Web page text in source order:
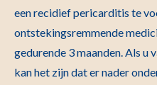
een recidief pericarditis te
ontstekingsremmende
gedurende 3 maanden. Als
kan het zijn dat er nader